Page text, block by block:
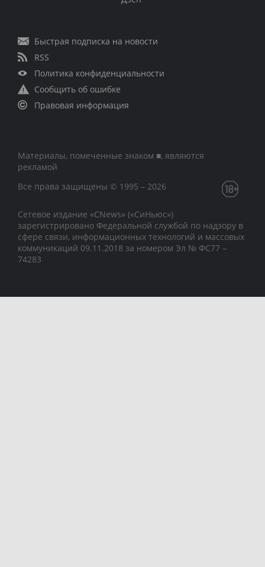
Быстрая подписка на новости
RSS
Политика конфиденциальности
Сообщить об ошибке
Правовая информация
Материалы, помеченные знаком ■, являются
рекламой
Все права защищены © 1995 – 2026
Сетевое издание «CNews» («СиНьюс»)
зарегистрировано Федеральной службой по надзору в
сфере связи, информационных технологий и массовых
коммуникаций 09.11.2018 за номером Эл № ФС77 –
74283